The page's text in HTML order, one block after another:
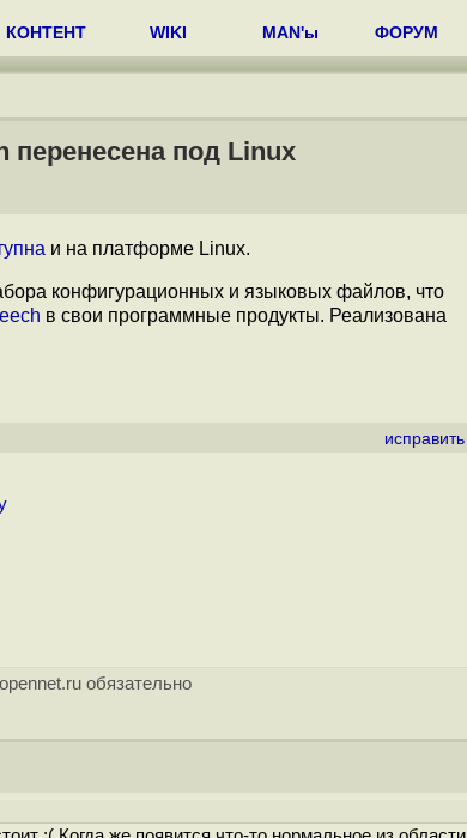
КОНТЕНТ WIKI MAN'ы ФОРУМ
перенесена под Linux
и на платформе Linux.
конфигурационных и языковых файлов, что
в свои программные продукты. Реализована
исправить
обязательно